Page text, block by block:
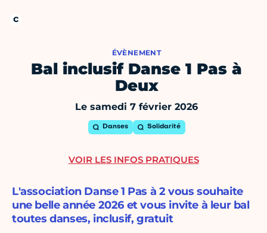
ÉVÈNEMENT
Bal inclusif Danse 1 Pas à
Deux
Le samedi 7 février 2026
Danses Solidarité
L'association Danse 1 Pas à 2 vous souhaite
une belle année 2026 et vous invite à leur bal
toutes danses, inclusif, gratuit
VOIR LES INFOS PRATIQUES